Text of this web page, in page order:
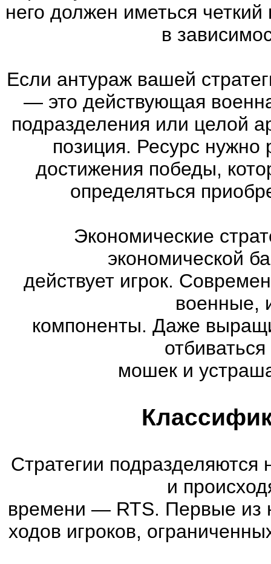
него должен иметься
в
Если антураж вашей
—это действующая
подразделения или целой
позиция. Ресурс нужно
достижения победы,
определяться
Экономические
экономической
действует игрок.
военные,
компоненты. Даже
мошек и
Стратегии
и
времени — RTS. Первые из
ходов игроков,